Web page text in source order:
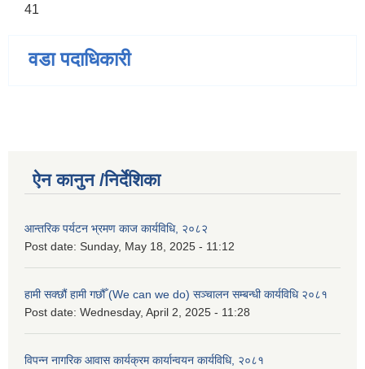
41
वडा पदाधिकारी
ऐन कानुन /निर्देशिका
आन्तरिक पर्यटन भ्रमण काज कार्यविधि, २०८२
Post date: Sunday, May 18, 2025 - 11:12
हामी सक्छौं हामी गछौँ (We can we do) सञ्चालन सम्बन्धी कार्यविधि २०८१
Post date: Wednesday, April 2, 2025 - 11:28
विपन्न नागरिक आवास कार्यक्रम कार्यान्वयन कार्यविधि, २०८१